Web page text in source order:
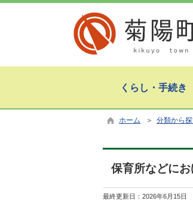
くらし・手続き
ホーム ＞ 分類から
保育所などに
最終更新日： 2026年6月15日